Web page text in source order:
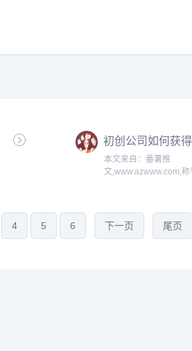
初创公司如何获
户
本文来自：番薯推
文,www.azwww.com,称
4 5 6 下一页 尾页